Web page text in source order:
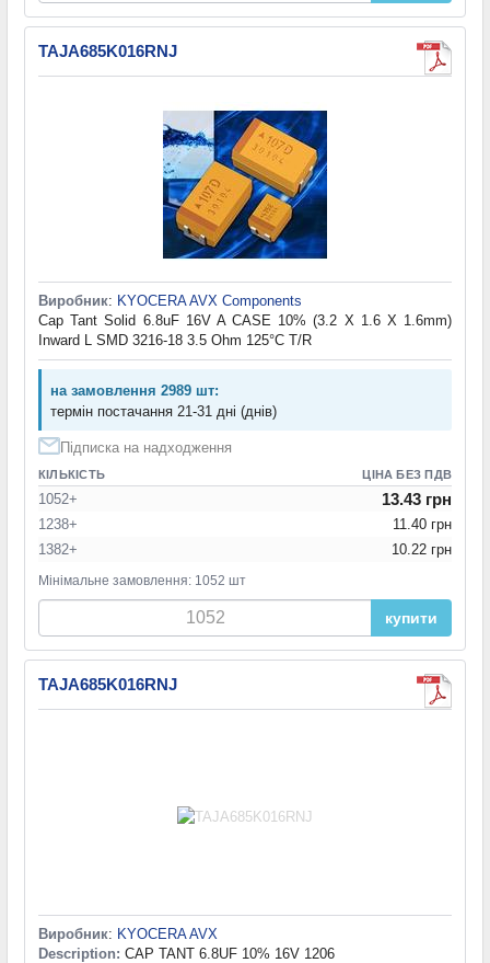
TAJA685K016RNJ
Виробник: KYOCERA AVX Components
Cap Tant Solid 6.8uF 16V A CASE 10% (3.2 X 1.6 X 1.6mm)
Inward L SMD 3216-18 3.5 Ohm 125°C T/R
на замовлення 2989 шт:
термін постачання 21-31 дні (днів)
Підписка на надходження
КІЛЬКІСТЬ ЦІНА БЕЗ ПДВ
1052+ 13.43 грн
1238+
11.40 грн
1382+
10.22 грн
Мінімальне замовлення: 1052 шт
купити
TAJA685K016RNJ
Виробник: KYOCERA AVX
Description: CAP TANT 6.8UF 10% 16V 1206